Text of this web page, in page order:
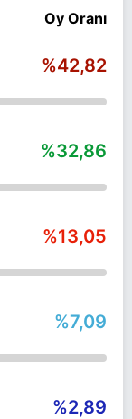
Oy Oranı
%42,82
%32,86
%13,05
%7,09
%2,89